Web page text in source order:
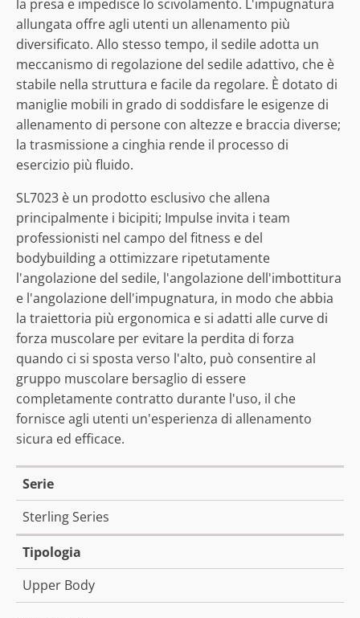
la presa e impedisce lo scivolamento. L'impugnatura
allungata offre agli utenti un allenamento più
diversificato. Allo stesso tempo, il sedile adotta un
meccanismo di regolazione del sedile adattivo, che è
stabile nella struttura e facile da regolare. È dotato di
maniglie mobili in grado di soddisfare le esigenze di
allenamento di persone con altezze e braccia diverse;
la trasmissione a cinghia rende il processo di
esercizio più fluido.
SL7023 è un prodotto esclusivo che allena
principalmente i bicipiti; Impulse invita i team
professionisti nel campo del fitness e del
bodybuilding a ottimizzare ripetutamente
l'angolazione del sedile, l'angolazione dell'imbottitura
e l'angolazione dell'impugnatura, in modo che abbia
la traiettoria più ergonomica e si adatti alle curve di
forza muscolare per evitare la perdita di forza
quando ci si sposta verso l'alto, può consentire al
gruppo muscolare bersaglio di essere
completamente contratto durante l'uso, il che
fornisce agli utenti un'esperienza di allenamento
sicura ed efficace.
Serie
Sterling Series
Tipologia
Upper Body